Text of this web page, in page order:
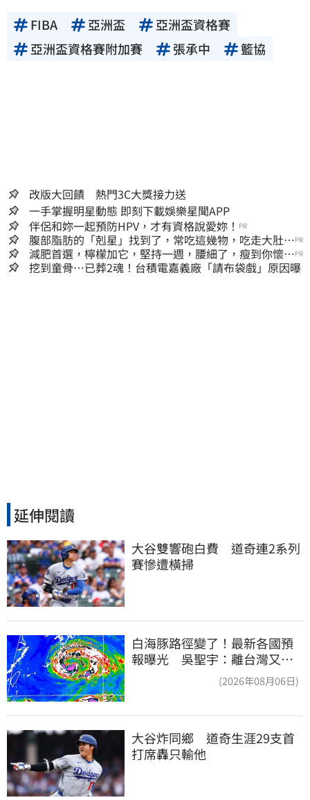
FIBA 亞洲盃
亞洲盃資格賽
亞洲盃資格賽附加賽
張承中 籃協
改版大回饋 熱門3C大獎接力送
一手掌握明星動態 即刻下載娛樂星聞APP
伴侶和妳一起預防HPV，才有資格說愛妳！ PR
腹部脂肪的「剋星」找到了，常吃這幾物，吃走大肚
囊，瘦出小蠻腰
PR
減肥首選，檸檬加它，堅持一週，腰細了，瘦到你懷疑
人生
PR
挖到童骨…已葬2魂！台積電嘉義廠「請布袋戲」原因曝
延伸閱讀
大谷雙響砲白費　道奇連2系列
賽慘遭橫掃
白海豚路徑變了！最新各國預
報曝光 吳聖宇：離台灣又更
(2026年08月06日)
大谷炸同鄉　道奇生涯29支首
打席轟只輸他